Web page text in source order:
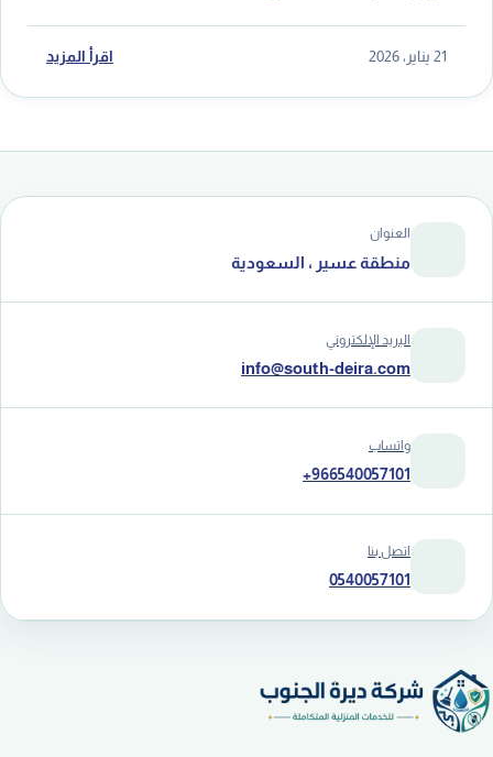
21 يناير، 2026 اقرأ المزيد
العنوان
منطقة عسير ، السعودية
البريد الإلكتروني
info@south-deira.com
واتساب
+966540057101
اتصل بنا
0540057101